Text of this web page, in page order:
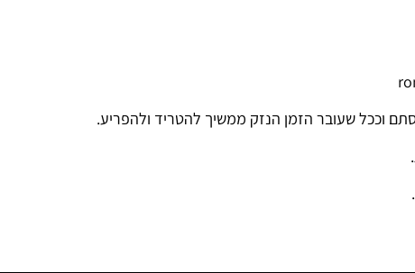
וככל שעובר הזמן הנזק ממשיך להטריד ולהפריע.